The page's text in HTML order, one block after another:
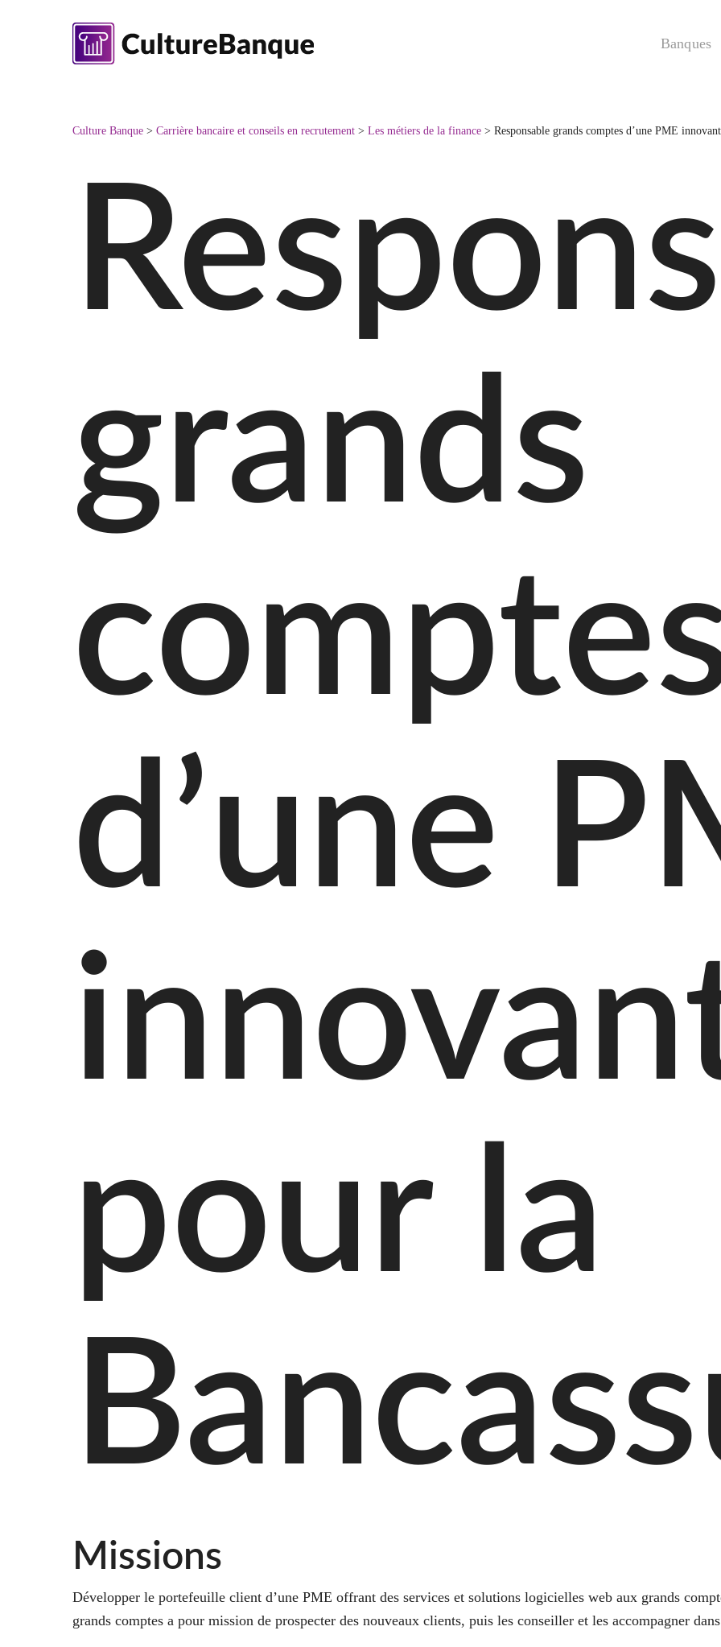
Banques
Culture Banque > Carrière bancaire et conseils en recrutement > Les métiers de la finance > Responsable grands comptes d’une PME
grands
d’une
pour la
Missions
Développer le portefeuille client d’une PME offrant des services et solutions logicielles web aux grands
grands comptes a pour mission de prospecter des nouveaux clients, puis les conseiller et les accompagner